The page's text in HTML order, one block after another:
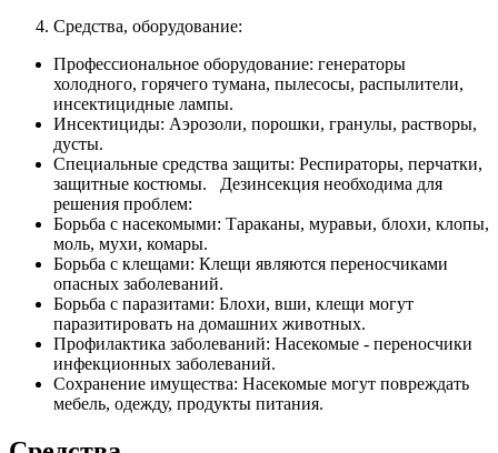
Средства, оборудование:
Профессиональное оборудование: генераторы
холодного, горячего тумана, пылесосы, распылители,
инсектицидные лампы.
Инсектициды: Аэрозоли, порошки, гранулы, растворы,
дусты.
Специальные средства защиты: Респираторы, перчатки,
защитные костюмы. Дезинсекция необходима для
решения проблем:
Борьба с насекомыми: Тараканы, муравьи, блохи, клопы,
моль, мухи, комары.
Борьба с клещами: Клещи являются переносчиками
опасных заболеваний.
Борьба с паразитами: Блохи, вши, клещи могут
паразитировать на домашних животных.
Профилактика заболеваний: Насекомые - переносчики
инфекционных заболеваний.
Сохранение имущества: Насекомые могут повреждать
мебель, одежду, продукты питания.